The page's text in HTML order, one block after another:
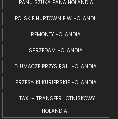
PANU SZUKA PANA HOLANDIA
POLSKIE HURTOWNIE W HOLANDII
REMONTY HOLANDIA
SPRZEDAM HOLANDIA
TŁUMACZE PRZYSIĘGLI HOLANDIA
PRZESYŁKI KURIERSKIE HOLANDIA
TAXI – TRANSFER LOTNISKOWY
HOLANDIA